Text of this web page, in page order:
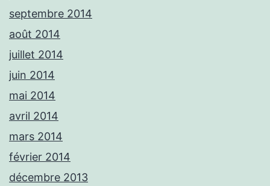
septembre 2014
août 2014
juillet 2014
juin 2014
mai 2014
avril 2014
mars 2014
février 2014
décembre 2013